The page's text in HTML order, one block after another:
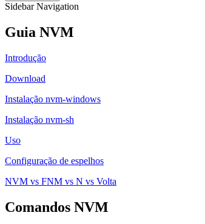
Sidebar Navigation
Guia NVM
Introdução
Download
Instalação nvm-windows
Instalação nvm-sh
Uso
Configuração de espelhos
NVM vs FNM vs N vs Volta
Comandos NVM